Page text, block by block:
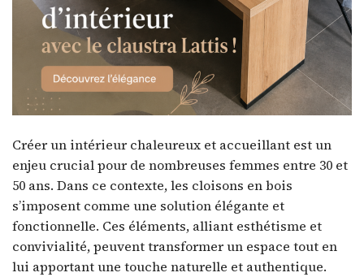
Créer un intérieur chaleureux et accueillant est un
enjeu crucial pour de nombreuses femmes entre 30 et
50 ans. Dans ce contexte, les cloisons en bois
s’imposent comme une solution élégante et
fonctionnelle. Ces éléments, alliant esthétisme et
convivialité, peuvent transformer un espace tout en
lui apportant une touche naturelle et authentique.